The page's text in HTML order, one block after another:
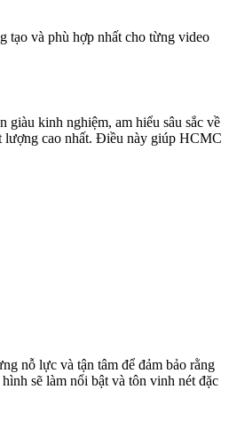
tạo và phù hợp nhất cho từng video
kinh nghiệm, am hiểu sâu sắc về
lượng cao nhất. Điều này giúp HCMC
nỗ lực và tận tâm để đảm bảo rằng
sẽ làm nổi bật và tôn vinh nét đặc